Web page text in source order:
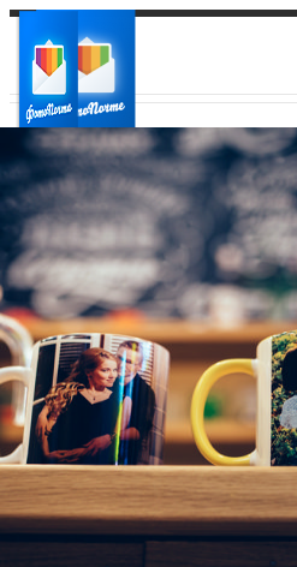
Ваш город:
Ваш регион доставки
Выберите из списка: